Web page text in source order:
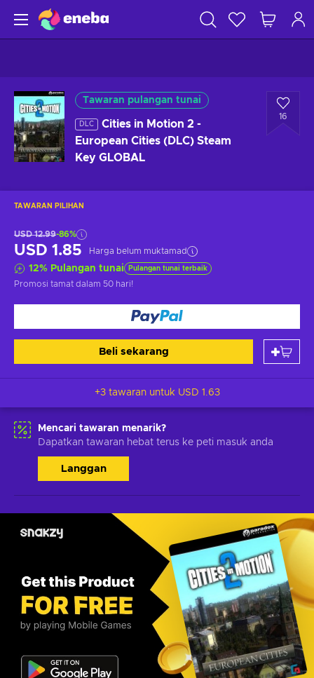
Tawaran pulangan tunai
DLC
Cities in Motion 2 -
European Cities (DLC) Steam
Key GLOBAL
16
TAWARAN PILIHAN
USD 12.99-86%
USD 1.85 Harga belum muktamad
12% Pulangan tunai Pulangan tunai terbaik
Promosi tamat dalam 50 hari!
Beli sekarang
+3 tawaran untuk USD 1.63
Mencari tawaran menarik?
Dapatkan tawaran hebat terus ke peti masuk anda
Langgan